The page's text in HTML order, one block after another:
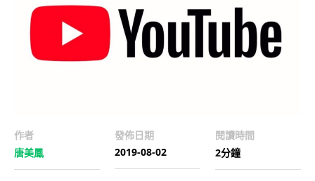
作者
唐美鳳
發佈日期
2019-08-02
閱讀時間
2分鐘